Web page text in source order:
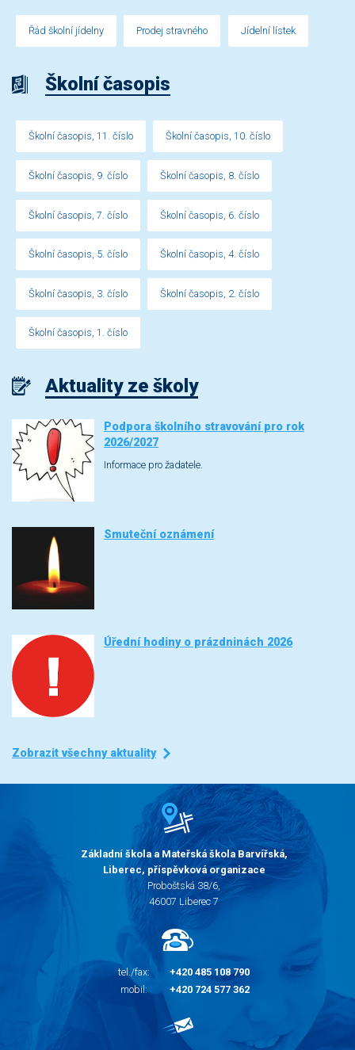
Řád školní jídelny Prodej stravného Jídelní lístek
Školní časopis
Školní časopis, 11. číslo Školní časopis, 10. číslo
Školní časopis, 9. číslo Školní časopis, 8. číslo
Školní časopis, 7. číslo Školní časopis, 6. číslo
Školní časopis, 5. číslo Školní časopis, 4. číslo
Školní časopis, 3. číslo Školní časopis, 2. číslo
Školní časopis, 1. číslo
Aktuality ze školy
Podpora školního stravování pro rok
2026/2027
Informace pro žadatele.
Smuteční oznámení
Úřední hodiny o prázdninách 2026
Zobrazit všechny aktuality
Základní škola a Mateřská škola Barvířská,
Liberec, příspěvková organizace
Proboštská 38/6,
46007 Liberec 7
tel./fax:
+420 485 108 790
mobil:
+420 724 577 362